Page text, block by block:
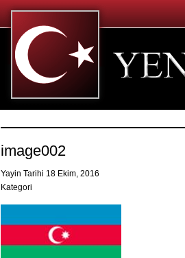
image002
Yayin Tarihi 18 Ekim, 2016
Kategori